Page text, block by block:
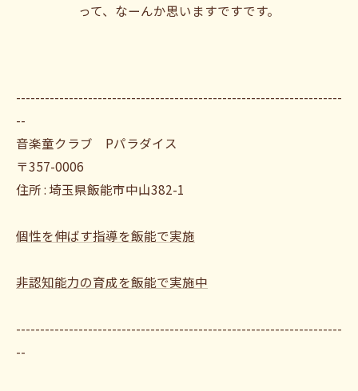
って、なーんか思いますですです。
--------------------------------------------------------------------
--
音楽童クラブ Pパラダイス
〒357-0006
住所 : 埼玉県飯能市中山382-1
個性を伸ばす指導を飯能で実施
非認知能力の育成を飯能で実施中
--------------------------------------------------------------------
--